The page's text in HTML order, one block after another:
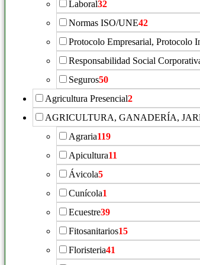
Laboral32
Normas ISO/UNE42
Protocolo Empresarial, Protocolo
Responsabilidad Social
Seguros50
Agricultura Presencial2
AGRICULTURA, GANADERÍA,
Agraria119
Apicultura11
Ávicola5
Cunícola1
Ecuestre39
Fitosanitarios15
Floristeria41